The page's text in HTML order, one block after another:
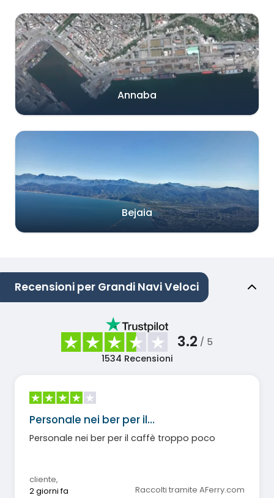
Annaba
Bejaia
Recensioni per Grandi Navi Veloci
3.2 / 5
1534 Recensioni
Personale nei ber per il…
Personale nei ber per il caffè troppo poco
cliente,
2 giorni fa
Raccolti tramite AFerry.com